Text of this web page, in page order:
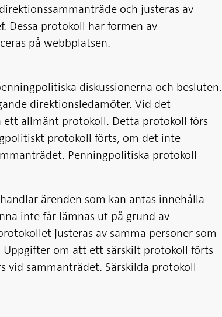
och justeras av
Dessa protokoll har formen av
på webbplatsen.
diskussionerna och besluten.
direktionsledamöter. Vid det
ett allmänt protokoll. Detta protokoll förs
protokoll förts, om det inte
Penningpolitiska protokoll
ärenden som kan antas innehålla
inte får lämnas ut på grund av
justeras av samma personer som
om att ett särskilt protokoll förts
vid sammanträdet. Särskilda protokoll